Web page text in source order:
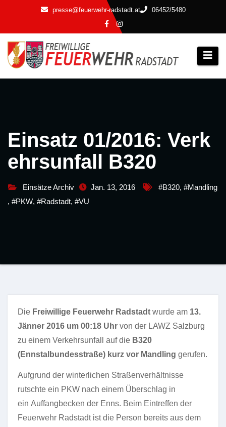
springen
presse@feuerwehr-radstadt.at 06452/5480
Einsatz 01/2016: Verk
ehrsunfall B320
Einsätze Archiv Jan. 13, 2016 #B320, #Mandling
, #PKW, #Radstadt, #VU
Die Freiwillige Feuerwehr Radstadt wurde am 13.
Jänner 2016 um 00:18 Uhr von der LAWZ Salzburg
zu einem Verkehrsunfall auf die B320
(Ennstalbundesstraße) kurz vor Mandling gerufen.
Aufgrund der winterlichen Straßenverhältnisse
rutschte ein PKW nach einem Überschlag in
ein Auffangbecken der Enns. Beim Eintreffen der
Feuerwehr Radstadt ist die Person bereits aus dem